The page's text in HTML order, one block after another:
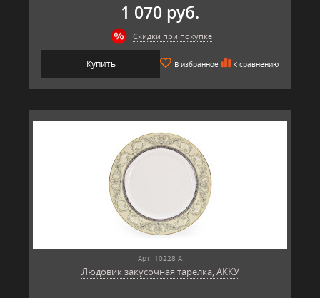
1 070 руб.
Скидки при покупке
Купить В избранное К сравнению
Арт: 10228 А
Людовик закусочная тарелка, АККУ